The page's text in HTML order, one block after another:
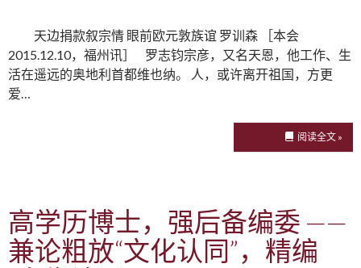
天边捐款叙宗情 眼前欧元敦族谊 罗训森 ［本会
2015.12.10，福州讯］ 罗志钧宗彦，又名天恩，他工作、生
活在遥远的奥地利首都维也纳。 人，或许离开祖国，方更
爱…
阅读全文 »
高学历博士，强后备编委 ——
兼论粗放“文化认同”，精编